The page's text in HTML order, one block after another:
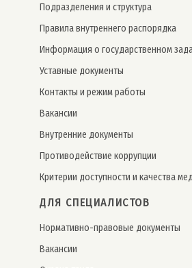
Подразделения и структура
Правила внутреннего распорядка
Информация о государственном
Уставные документы
Контакты и режим работы
Вакансии
Внутренние документы
Противодействие коррупции
Критерии доступности и качества
ДЛЯ СПЕЦИАЛИСТОВ
Нормативно-правовые документы
Вакансии